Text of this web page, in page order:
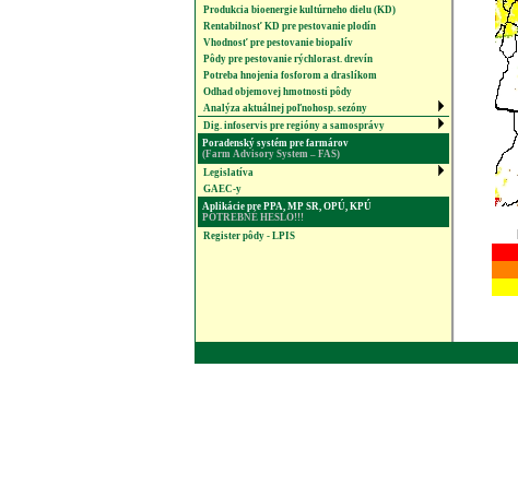
Produkcia bioenergie kultúrneho dielu (KD)
Rentabilnosť KD pre pestovanie plodín
Vhodnosť pre pestovanie biopalív
Pôdy pre pestovanie rýchlorast. drevín
Potreba hnojenia fosforom a draslíkom
Odhad objemovej hmotnosti pôdy
Analýza aktuálnej poľnohosp. sezóny
Dig. infoservis pre regióny a samosprávy
Poradenský systém pre farmárov
(Farm Advisory System – FAS)
Legislatíva
GAEC-y
Aplikácie pre PPA, MP SR, OPÚ, KPÚ
POTREBNÉ HESLO!!!
Register pôdy - LPIS